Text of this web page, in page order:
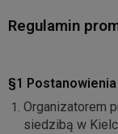
Regulamin
§1
Organizatorem
siedzibą w